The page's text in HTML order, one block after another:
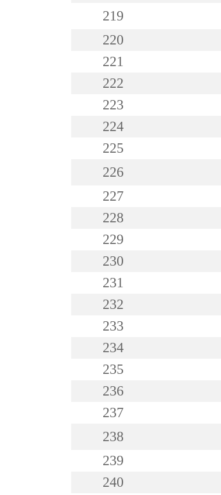
219
220
221
222
223
224
225
226
227
228
229
230
231
232
233
234
235
236
237
238
239
240